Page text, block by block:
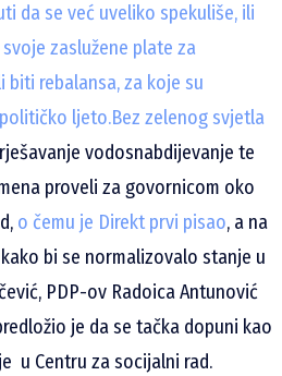
da se već uveliko spekuliše, ili
zaslužene plate za
rebalansa, za koje su
ljeto.Bez zelenog svjetla
vodosnabdijevanje te
proveli za govornicom oko
o čemu je Direkt prvi pisao, a na
bi se normalizovalo stanje u
PDP-ov Radoica Antunović
je da se tačka dopuni kao
u Centru za socijalni rad.